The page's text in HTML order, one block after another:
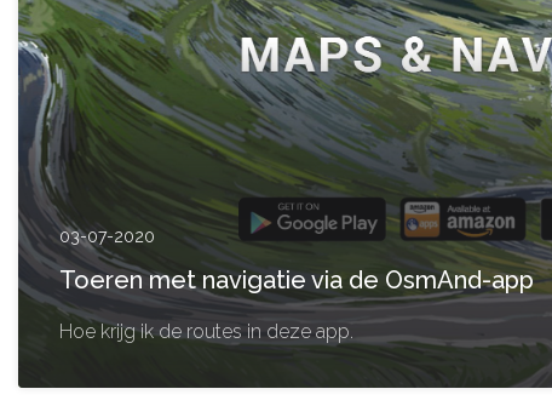
03-07-2020
Toeren met navigatie via de OsmAnd-app
Hoe krijg ik de routes in deze app.